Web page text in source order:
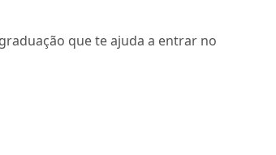
que te ajuda a entrar no